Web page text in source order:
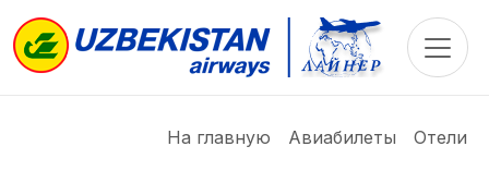
На главную Авиабилеты Отели